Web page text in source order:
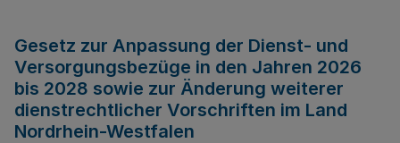
Gesetz zur Anpassung der Dienst- und
Versorgungsbezüge in den Jahren 2026
bis 2028 sowie zur Änderung weiterer
dienstrechtlicher Vorschriften im Land
Nordrhein-Westfalen